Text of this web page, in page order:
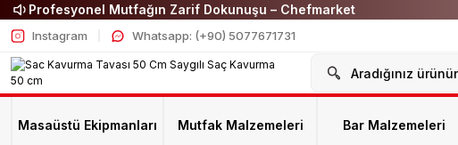
Profesyonel Mutfağın Zarif Dokunuşu – Chefmarket
Instagram Whatsapp: (+90) 5077671731
Masaüstü Ekipmanları Mutfak Malzemeleri Bar Malzemeleri